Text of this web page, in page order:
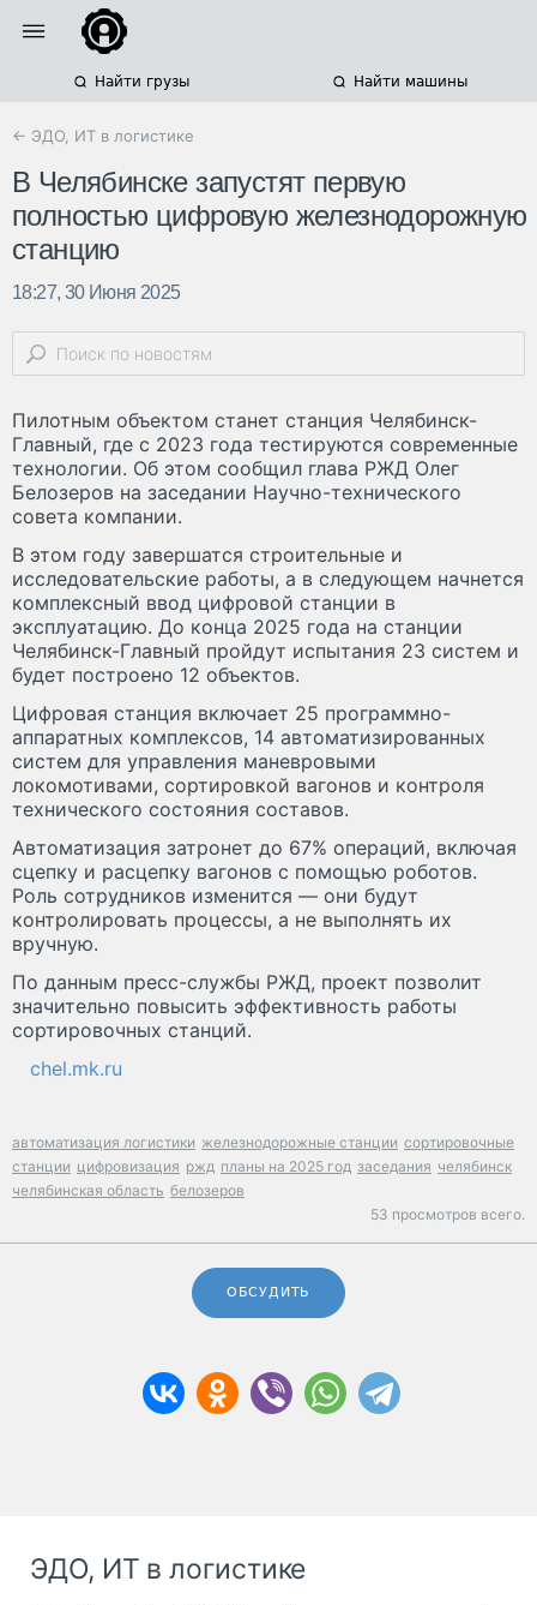
Найти грузы Найти машины
← ЭДО, ИТ в логистике
В Челябинске запустят первую
полностью цифровую железнодорожную
станцию
18:27, 30 Июня 2025
Пилотным объектом станет станция Челябинск-
Главный, где с 2023 года тестируются современные
технологии. Об этом сообщил глава РЖД Олег
Белозеров на заседании Научно-технического
совета компании.
В этом году завершатся строительные и
исследовательские работы, а в следующем начнется
комплексный ввод цифровой станции в
эксплуатацию. До конца 2025 года на станции
Челябинск-Главный пройдут испытания 23 систем и
будет построено 12 объектов.
Цифровая станция включает 25 программно-
аппаратных комплексов, 14 автоматизированных
систем для управления маневровыми
локомотивами, сортировкой вагонов и контроля
технического состояния составов.
Автоматизация затронет до 67% операций, включая
сцепку и расцепку вагонов с помощью роботов.
Роль сотрудников изменится — они будут
контролировать процессы, а не выполнять их
вручную.
По данным пресс-службы РЖД, проект позволит
значительно повысить эффективность работы
сортировочных станций.
chel.mk.ru
автоматизация логистики железнодорожные станции сортировочные
станции цифровизация ржд планы на 2025 год заседания челябинск
челябинская область белозеров
53 просмотров всего.
ОБСУДИТЬ
ЭДО, ИТ в логистике